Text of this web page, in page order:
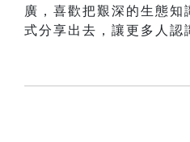
廣，喜歡把艱深的生態知
式分享出去，讓更多人認